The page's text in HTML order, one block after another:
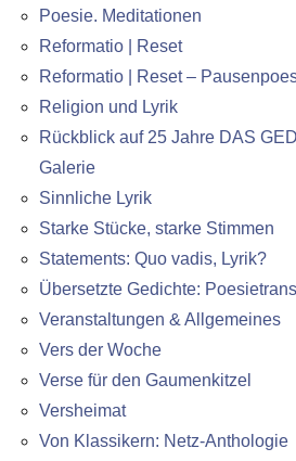
Poesie. Meditationen
Reformatio | Reset
Reformatio | Reset –
Religion und Lyrik
Rückblick auf 25 Jahre DAS
Galerie
Sinnliche Lyrik
Starke Stücke, starke Stimmen
Statements: Quo vadis, Lyrik?
Übersetzte Gedichte:
Veranstaltungen & Allgemeines
Vers der Woche
Verse für den Gaumenkitzel
Versheimat
Von Klassikern: Netz-Anthologie